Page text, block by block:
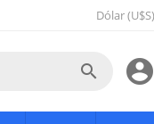
Dólar (U$S)

